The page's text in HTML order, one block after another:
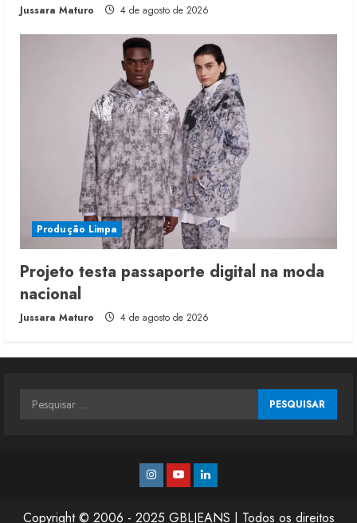
Jussara Maturo 4 de agosto de 2026
Produção Limpa
Projeto testa passaporte digital na moda
nacional
Jussara Maturo 4 de agosto de 2026
Pesquisar
Instagram
YoutubeLinkedin
Copyright © 2006 - 2025 GBLJEANS | Todos os direitos